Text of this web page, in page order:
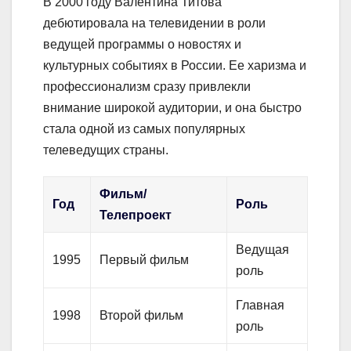
дебютировала на телевидении в роли
ведущей программы о новостях и
культурных событиях в России. Ее харизма и
профессионализм сразу привлекли
внимание широкой аудитории, и она быстро
стала одной из самых популярных
телеведущих страны.
Год
Фильм/
Телепроект
Роль
1995 Первый фильм
Ведущая
роль
1998 Второй фильм
Главная
роль